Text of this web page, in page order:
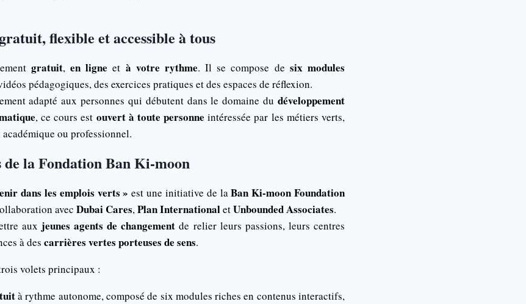
flexible et accessible à tous
gratuit, en ligne et à votre rythme. Il se compose de six modules
pédagogiques, des exercices pratiques et des espaces de réflexion.
adapté aux personnes qui débutent dans le domaine du développement
, ce cours est ouvert à toute personne intéressée par les métiers verts,
ou professionnel.
la Fondation Ban Ki-moon
dans les emplois verts » est une initiative de laBan Ki-moon Foundation
avec Dubai Cares,Plan InternationaletUnbounded Associates.
aux jeunes agents de changement de relier leurs passions, leurs centres
à des carrières vertes porteuses de sens.
volets principaux :
à rythme autonome, composé de six modules riches en contenus interactifs,